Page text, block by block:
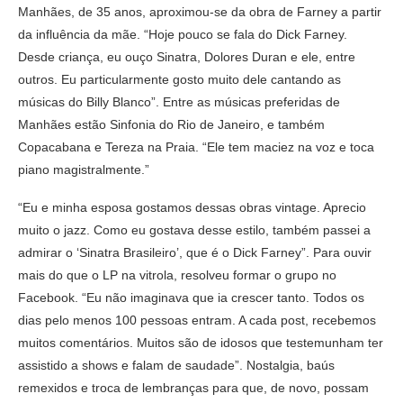
Manhães, de 35 anos, aproximou-se da obra de Farney a partir
da influência da mãe. “Hoje pouco se fala do Dick Farney.
Desde criança, eu ouço Sinatra, Dolores Duran e ele, entre
outros. Eu particularmente gosto muito dele cantando as
músicas do Billy Blanco”. Entre as músicas preferidas de
Manhães estão Sinfonia do Rio de Janeiro, e também
Copacabana e Tereza na Praia. “Ele tem maciez na voz e toca
piano magistralmente.”
“Eu e minha esposa gostamos dessas obras vintage. Aprecio
muito o jazz. Como eu gostava desse estilo, também passei a
admirar o ‘Sinatra Brasileiro’, que é o Dick Farney”. Para ouvir
mais do que o LP na vitrola, resolveu formar o grupo no
Facebook. “Eu não imaginava que ia crescer tanto. Todos os
dias pelo menos 100 pessoas entram. A cada post, recebemos
muitos comentários. Muitos são de idosos que testemunham ter
assistido a shows e falam de saudade”. Nostalgia, baús
remexidos e troca de lembranças para que, de novo, possam